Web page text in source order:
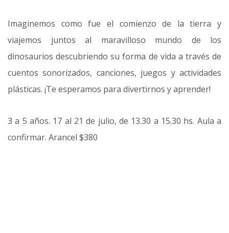
Imaginemos como fue el comienzo de la tierra y
viajemos juntos al maravilloso mundo de los
dinosaurios descubriendo su forma de vida a través de
cuentos sonorizados, canciones, juegos y actividades
plásticas. ¡Te esperamos para divertirnos y aprender!
3 a 5 años. 17 al 21 de julio, de 13.30 a 15.30 hs. Aula a
confirmar. Arancel $380